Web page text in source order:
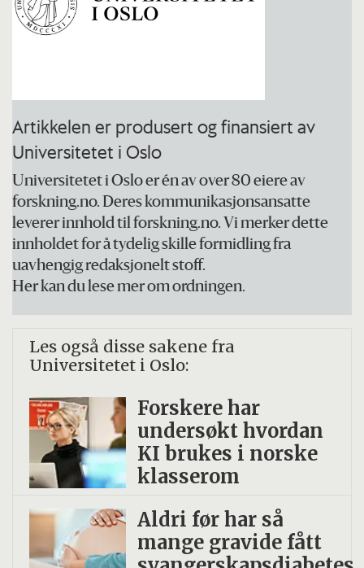
Artikkelen er produsert og finansiert av
Universitetet i Oslo
Universitetet i Oslo er én av over 80 eiere av
forskning.no. Deres kommunikasjonsansatte
leverer innhold til forskning.no. Vi merker dette
innholdet for å tydelig skille formidling fra
uavhengig redaksjonelt stoff.
Her kan du lese mer om ordningen.
Les også disse sakene fra
Universitetet i Oslo:
Forskere har
undersøkt hvordan
KI brukes i norske
klasserom
Aldri før har så
mange gravide fått